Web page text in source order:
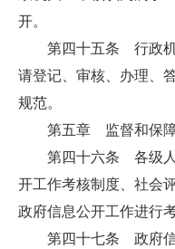
开。
第四十五条 行政
请登记、审核、办理、
规范。
第五章 监督和保
第四十六条 各级
开工作考核制度、社会
政府信息公开工作进行
第四十七条 政府